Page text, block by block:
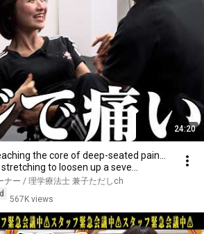
24:20
the core of deep-seated pain...
to loosen up a seve...
ナー / 理学療法士 兼子ただしch
567K views